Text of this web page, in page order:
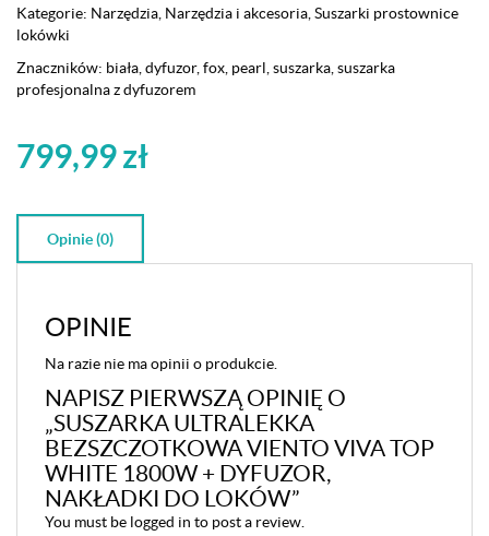
Top
White
1800W
+
DO
Kategorie: Narzędzia, Narzędzia i akcesoria,Suszarki prostownice
lokówki
Znaczników: biała,dyfuzor,fox, pearl,suszarka,suszarka
profesjonalna z dyfuzorem
799,99zł
Opinie (0)
OPINIE
Na razie nie ma opinii o produkcie.
NAPISZ PIERWSZĄ OPINIĘ O
„SUSZARKA ULTRALEKKA
BEZSZCZOTKOWA VIENTO VIVA TOP
WHITE 1800W + DYFUZOR,
NAKŁADKI DO LOKÓW”
You must be logged in to post a review.